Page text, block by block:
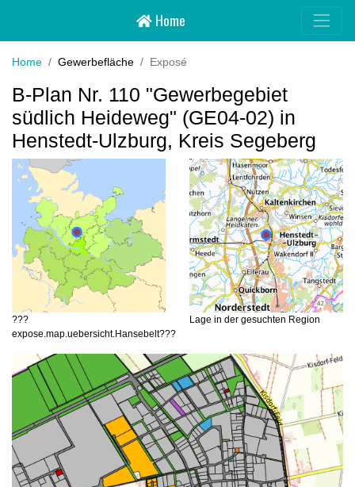
Home
Home Gewerbefläche Exposé
B-Plan Nr. 110 "Gewerbegebiet
südlich Heideweg" (GE04-02) in
Henstedt-Ulzburg, Kreis Segeberg
???
expose.map.uebersicht.Hansebelt???
Lage in der gesuchten Region